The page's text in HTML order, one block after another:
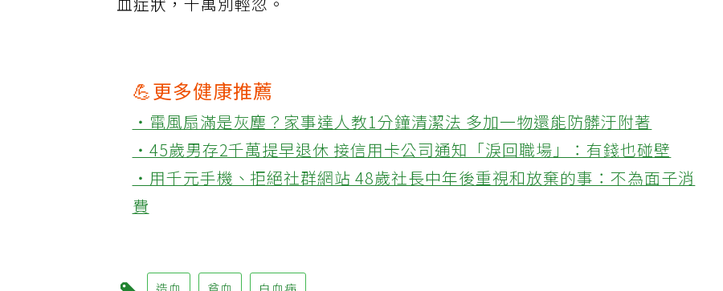
血症狀，千萬別輕忽。
💪更多健康推薦
‧電風扇滿是灰塵？家事達人教1分鐘清潔法 多加一物還能防髒汙附著
‧45歲男存2千萬提早退休 接信用卡公司通知「淚回職場」：有錢也碰壁
‧用千元手機、拒絕社群網站 48歲社長中年後重視和放棄的事：不為面子消
費